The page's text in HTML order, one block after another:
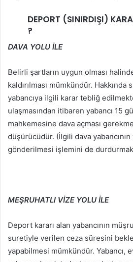
DEPORT (SINIRDIŞI)
?
DAVA YOLU İLE
Belirli şartların uygun olması
kaldırılması mümkündür. Hakkında
yabancıya ilgili karar tebliğ
ulaşmasından itibaren yabancı 15
mahkemesine dava açması
düşürücüdür. (İlgili dava yabancının
gönderilmesi işlemini de
MEŞRUHATLI VİZE YOLU İLE
Deport kararı alan yabancının
suretiyle verilen ceza süresini
yapabilmesi mümkündür. Yabancı,